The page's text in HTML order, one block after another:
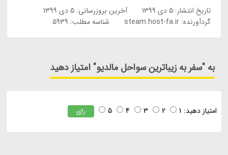
تاریخ انتشار:5 دی 1399 آخرین بروزرسانی:5 دی 1399
گردآورنده:steam.host-fa.ir شناسه مطلب: 5939
به "سفر به زیباترین سواحل مالدیو" امتیاز دهید
امتیاز دهید: 1
2
3
4
5 رای